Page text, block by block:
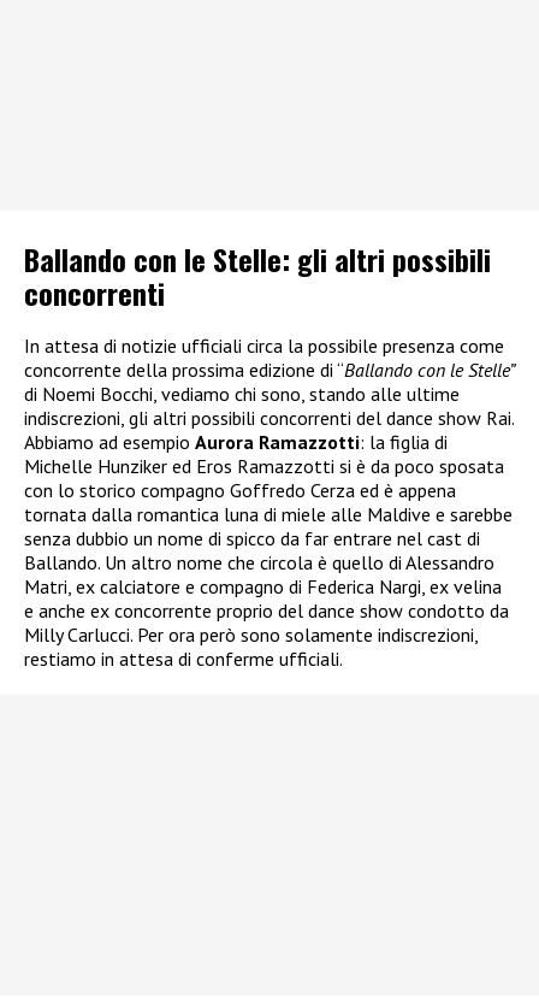
Ballando con le Stelle: gli altri possibili
concorrenti
In attesa di notizie ufficiali circa la possibile presenza come
concorrente della prossima edizione di “Ballando con le Stelle”
di Noemi Bocchi, vediamo chi sono, stando alle ultime
indiscrezioni, gli altri possibili concorrenti del dance show Rai.
Abbiamo ad esempio Aurora Ramazzotti: la figlia di
Michelle Hunziker ed Eros Ramazzotti si è da poco sposata
con lo storico compagno Goffredo Cerza ed è appena
tornata dalla romantica luna di miele alle Maldive e sarebbe
senza dubbio un nome di spicco da far entrare nel cast di
Ballando. Un altro nome che circola è quello di Alessandro
Matri, ex calciatore e compagno di Federica Nargi, ex velina
e anche ex concorrente proprio del dance show condotto da
Milly Carlucci. Per ora però sono solamente indiscrezioni,
restiamo in attesa di conferme ufficiali.